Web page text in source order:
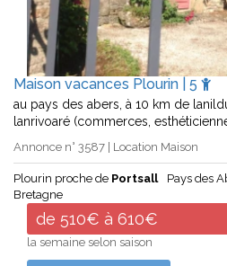
Maison vacances Plourin | 5
au pays des abers, à 10 km de
lanrivoaré (commerces,
Annonce n° 3587 | Location Maison
Plourin proche de Portsall Pays des
Bretagne
de 510€ à 610€
la semaine selon saison